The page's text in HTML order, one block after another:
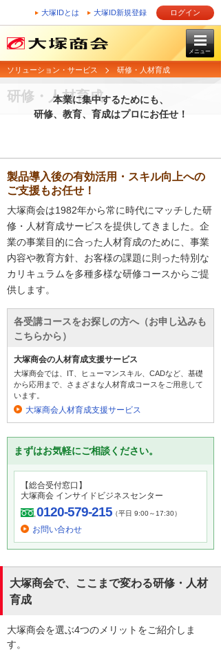
大塚IDとは 大塚ID新規登録 ログイン
メニュー
ソリューション・サービス 研修・人材育成
研修・人材育成
本業に集中するためにも、
研修、教育、育成はプロにお任せ！
製品導入後の有効活用・スキル向上への
ご支援もお任せ！
大塚商会は1982年から常に時代にマッチした研
修・人材育成サービスを提供してきました。企
業の事業目的に合った人材育成のために、事業
内容や教育方針、お客様の課題に則った特別な
カリキュラムを多種多様な研修コースからご提
供します。
各受講コースをお探しの方へ（お申し込みも
こちらから）
大塚商会の人材育成支援サービス
大塚商会では、IT、ヒューマンスキル、CADなど、基礎
から応用まで、さまざまな人材育成コースをご用意して
います。
大塚商会人材育成支援サービス
まずはお気軽にご相談ください。
【総合受付窓口】
大塚商会 インサイドビジネスセンター
0120-579-215（平日 9:00～17:30）
お問い合わせ
大塚商会で、ここまで変わる研修・人材
育成
大塚商会を選ぶ4つのメリットをご紹介しま
す。